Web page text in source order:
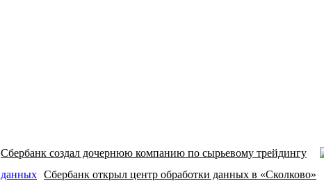
Сбербанк создал дочернюю компанию по сырьевому трейдингу
Сбербанк открыл центр обработки данных в «Сколково»